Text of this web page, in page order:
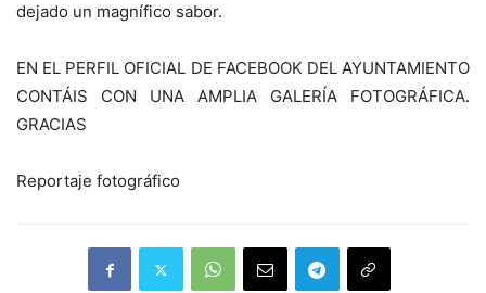
dejado un magnífico sabor.
EN EL PERFIL OFICIAL DE FACEBOOK DEL AYUNTAMIENTO
CONTÁIS CON UNA AMPLIA GALERÍA FOTOGRÁFICA.
GRACIAS
Reportaje fotográfico